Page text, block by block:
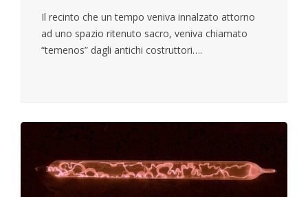
Il recinto che un tempo veniva innalzato attorno
ad uno spazio ritenuto sacro, veniva chiamato
“temenos” dagli antichi costruttori….